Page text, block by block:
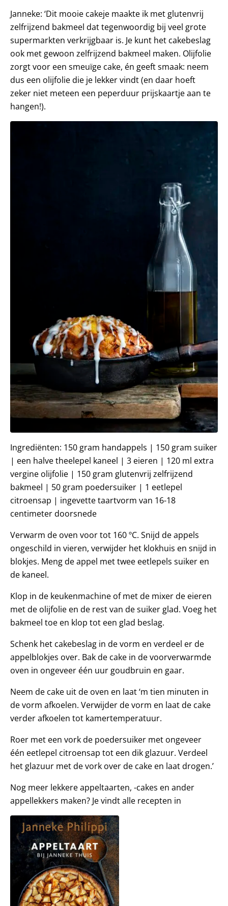
Janneke: ‘Dit mooie cakeje maakte ik met glutenvrij
zelfrijzend bakmeel dat tegenwoordig bij veel grote
supermarkten verkrijgbaar is. Je kunt het cakebeslag
ook met gewoon zelfrijzend bakmeel maken. Olijfolie
zorgt voor een smeuïge cake, én geeft smaak: neem
dus een olijfolie die je lekker vindt (en daar hoeft
zeker niet meteen een peperduur prijskaartje aan te
hangen!).
Ingrediënten: 150 gram handappels | 150 gram suiker
| een halve theelepel kaneel | 3 eieren | 120 ml extra
vergine olijfolie | 150 gram glutenvrij zelfrijzend
bakmeel | 50 gram poedersuiker | 1 eetlepel
citroensap | ingevette taartvorm van 16-18
centimeter doorsnede
Verwarm de oven voor tot 160 ºC. Snijd de appels
ongeschild in vieren, verwijder het klokhuis en snijd in
blokjes. Meng de appel met twee eetlepels suiker en
de kaneel.
Klop in de keukenmachine of met de mixer de eieren
met de olijfolie en de rest van de suiker glad. Voeg het
bakmeel toe en klop tot een glad beslag.
Schenk het cakebeslag in de vorm en verdeel er de
appelblokjes over. Bak de cake in de voorverwarmde
oven in ongeveer één uur goudbruin en gaar.
Neem de cake uit de oven en laat ‘m tien minuten in
de vorm afkoelen. Verwijder de vorm en laat de cake
verder afkoelen tot kamertemperatuur.
Roer met een vork de poedersuiker met ongeveer
één eetlepel citroensap tot een dik glazuur. Verdeel
het glazuur met de vork over de cake en laat drogen.’
Nog meer lekkere appeltaarten, -cakes en ander
appellekkers maken? Je vindt alle recepten in